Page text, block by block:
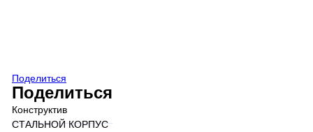
Поделиться
Поделиться
Конструктив
СТАЛЬНОЙ КОРПУС